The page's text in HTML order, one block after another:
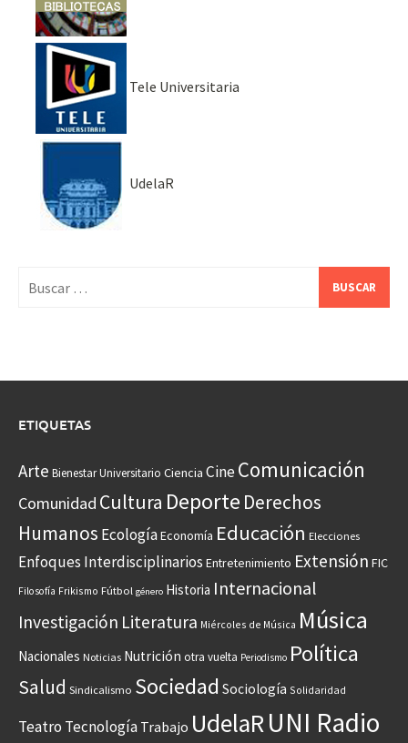
Tele Universitaria
UdelaR
ETIQUETAS
Arte Bienestar Universitario Ciencia CineComunicación
Comunidad Cultura Deporte Derechos
Humanos EcologíaEconomía Educación Elecciones
Enfoques Interdisciplinarios Entretenimiento Extensión FIC
Filosofía Frikismo Fútbol género Historia Internacional
Investigación Literatura Miércoles de Música Música
Nacionales Noticias Nutrición otra vuelta Periodismo Política
Salud Sindicalismo Sociedad Sociología Solidaridad
Teatro Tecnología Trabajo UdelaRUNI Radio